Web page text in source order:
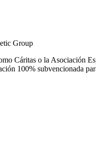
Group
Cáritas o la Asociación
100% subvencionada